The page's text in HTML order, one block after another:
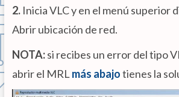
2.Inicia VLC y en el menú superior
Abrir ubicación de red.
NOTA:si recibes un error del tipo
abrir el MRL más abajotienes la